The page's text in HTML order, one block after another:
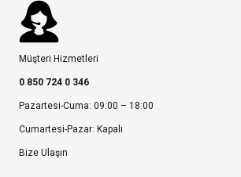
Müşteri Hizmetleri
0 850 724 0 346
Pazartesi-Cuma: 09:00 – 18:00
Cumartesi-Pazar: Kapalı
Bize Ulaşın